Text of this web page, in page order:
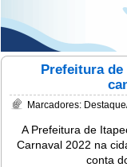
Prefeitura
Marcadores:
A Prefeitura de
Carnaval 2022 na
conta